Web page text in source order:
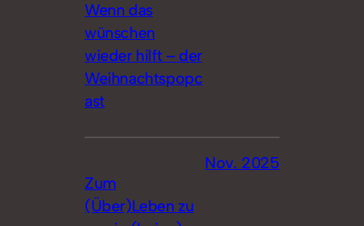
Wenn das
wünschen
wieder hilft – der
Weihnachtspopc
ast
Zum
(Über)Leben zu
Nov. 2025